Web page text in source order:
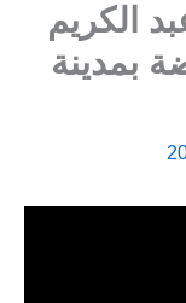
الكريم
بمدينة